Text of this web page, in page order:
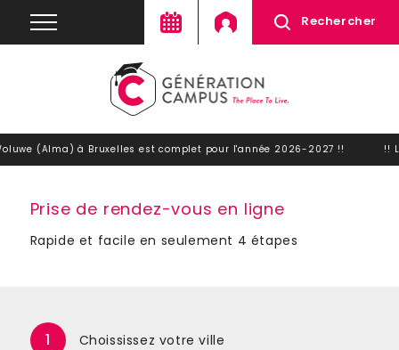
Rechercher
(Alma) à Bruxelles est complet pour l'année 2026-2027 !! !!
Prise de rendez-vous en ligne
Rapide et facile en seulement 4 étapes
1 Choississez votre ville